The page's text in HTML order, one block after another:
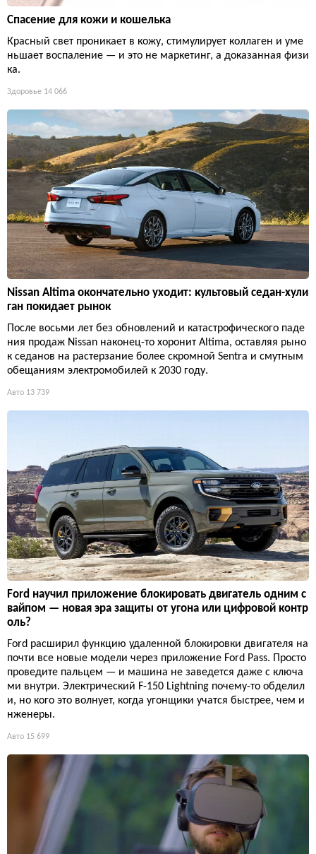
Спасение для кожи и кошелька
Красный свет проникает в кожу, стимулирует коллаген и уме
ньшает воспаление — и это не маркетинг, а доказанная физи
ка.
Здоровье 14 066
Nissan Altima окончательно уходит: культовый седан-хули
ган покидает рынок
После восьми лет без обновлений и катастрофического паде
ния продаж Nissan наконец-то хоронит Altima, оставляя рыно
к седанов на растерзание более скромной Sentra и смутным
обещаниям электромобилей к 2030 году.
Авто 13 739
Ford научил приложение блокировать двигатель одним с
вайпом — новая эра защиты от угона или цифровой контр
оль?
Ford расширил функцию удаленной блокировки двигателя на
почти все новые модели через приложение Ford Pass. Просто
проведите пальцем — и машина не заведется даже с ключа
ми внутри. Электрический F-150 Lightning почему-то обделил
и, но кого это волнует, когда угонщики учатся быстрее, чем и
нженеры.
Авто 15 699